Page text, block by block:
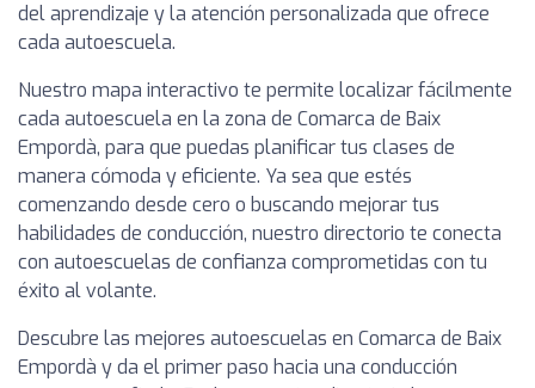
del aprendizaje y la atención personalizada que ofrece
cada autoescuela.
Nuestro mapa interactivo te permite localizar fácilmente
cada autoescuela en la zona de Comarca de Baix
Empordà, para que puedas planificar tus clases de
manera cómoda y eficiente. Ya sea que estés
comenzando desde cero o buscando mejorar tus
habilidades de conducción, nuestro directorio te conecta
con autoescuelas de confianza comprometidas con tu
éxito al volante.
Descubre las mejores autoescuelas en Comarca de Baix
Empordà y da el primer paso hacia una conducción